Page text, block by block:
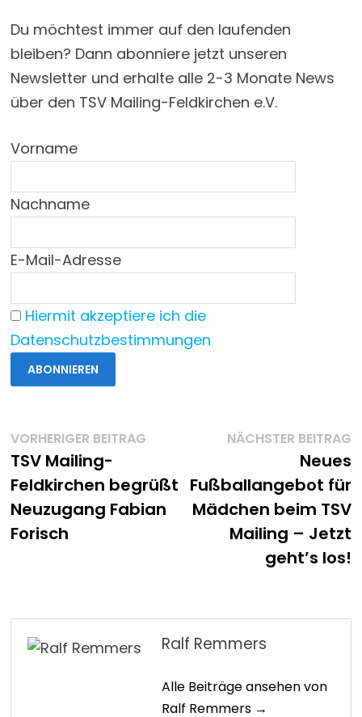
Du möchtest immer auf den laufenden
bleiben? Dann abonniere jetzt unseren
Newsletter und erhalte alle 2-3 Monate News
über den TSV Mailing-Feldkirchen e.V.
Vorname
Nachname
E-Mail-Adresse
Hiermit akzeptiere ich die
Datenschutzbestimmungen
Beitragsnavigation
VORHERIGER BEITRAGVorheriger
TSV Mailing-
Feldkirchen begrüßt
Neuzugang Fabian
Forisch
NÄCHSTER BEITRAG
Neues
Fußballangebot für
Mädchen beim TSV
Mailing – Jetzt
geht’s los!
Ralf Remmers
Alle Beiträge ansehen von
Ralf Remmers →